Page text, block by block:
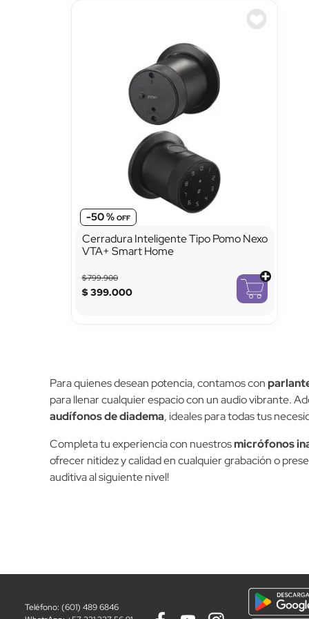
-50 %
Cerradura Inteligente Tipo Pomo Nexo
VTA+ Smart Home
$799.900
$399.000
Para quienes desean potencia, contamos con
para llenar cualquier espacio con un audio vibrante.
audífonos de diadema, ideales para todas tus
Completa tu experiencia con nuestrosmicrófonos
ofrecer nitidez y calidad en cualquier grabación o
auditiva al siguiente nivel!
Teléfono: (601) 489 6846